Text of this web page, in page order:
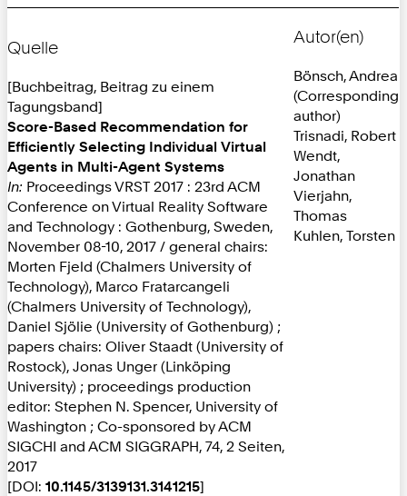
Quelle
[Buchbeitrag, Beitrag zu einem
Tagungsband]
Score-Based Recommendation for
Efficiently Selecting Individual Virtual
Agents in Multi-Agent Systems
In: Proceedings VRST 2017 : 23rd ACM
Conference on Virtual Reality Software
and Technology : Gothenburg, Sweden,
November 08-10, 2017 / general chairs:
Morten Fjeld (Chalmers University of
Technology), Marco Fratarcangeli
(Chalmers University of Technology),
Daniel Sjölie (University of Gothenburg) ;
papers chairs: Oliver Staadt (University of
Rostock), Jonas Unger (Linköping
University) ; proceedings production
editor: Stephen N. Spencer, University of
Washington ; Co-sponsored by ACM
SIGCHI and ACM SIGGRAPH, 74, 2 Seiten,
2017
[DOI: 10.1145/3139131.3141215]
Autor(en)
Bönsch, Andrea
(Corresponding
author)
Trisnadi, Robert
Wendt,
Jonathan
Vierjahn,
Thomas
Kuhlen, Torsten